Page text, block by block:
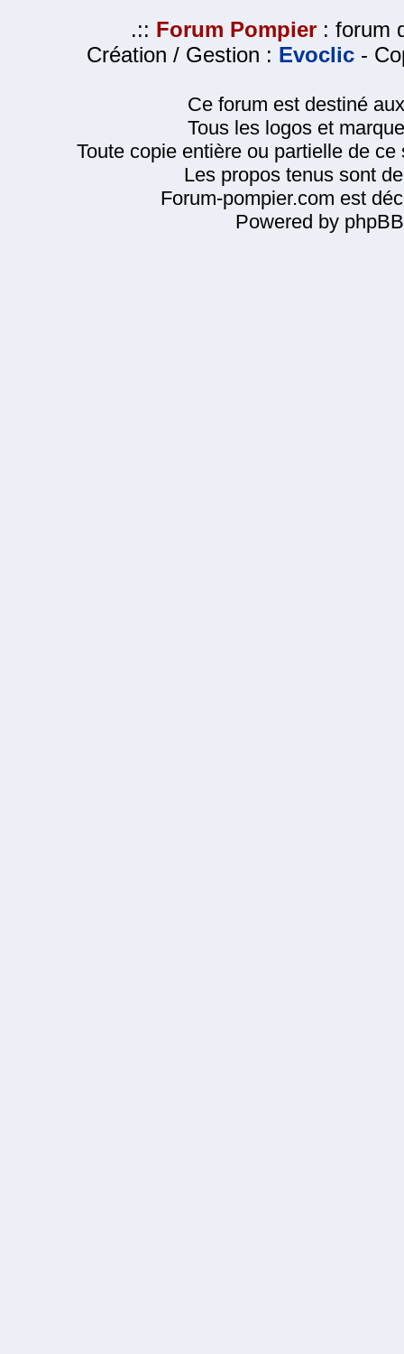
.:: Forum Pompier : forum
Création / Gestion : Evoclic -
Ce forum est destiné
Tous les logos et
Toute copie entière ou partielle de
Les propos tenus sont
Forum-pompier.com est
Powered by